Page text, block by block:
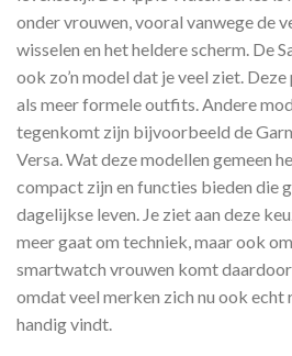
onder vrouwen, vooral vanwege de
wisselen en het heldere scherm. De
ook zo’n model dat je veel ziet.
als meer formele outfits. Andere
tegenkomt zijn bijvoorbeeld de
Versa. Wat deze modellen gemeen
compact zijn en functies bieden die
dagelijkse leven. Je ziet aan deze
meer gaat om techniek, maar ook
smartwatch vrouwen komt
omdat veel merken zich nu ook
handig vindt.